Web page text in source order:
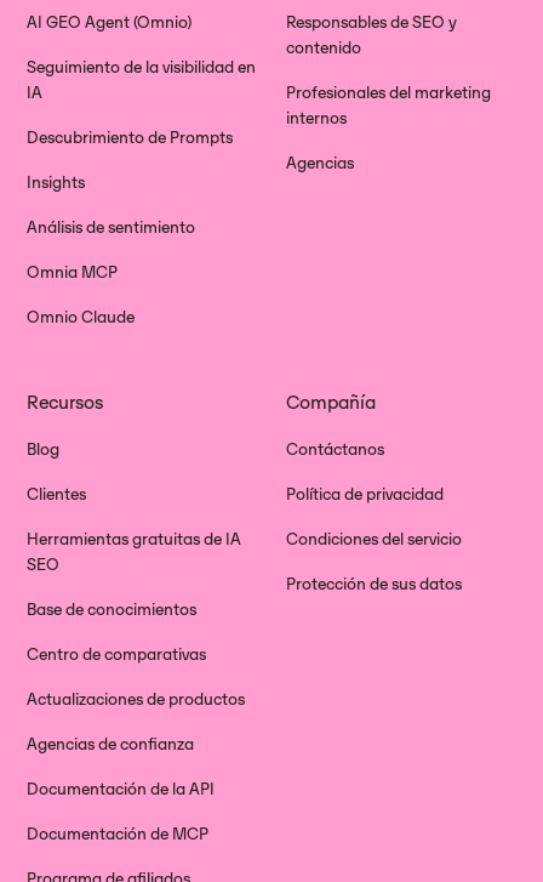
AI GEO Agent (Omnio)
Seguimiento de la visibilidad en
IA
Descubrimiento de Prompts
Insights
Análisis de sentimiento
Omnia MCP
Omnio Claude
Responsables de SEO y
contenido
Profesionales del marketing
internos
Agencias
Recursos
Blog
Clientes
Herramientas gratuitas de IA
SEO
Base de conocimientos
Centro de comparativas
Actualizaciones de productos
Agencias de confianza
Documentación de la API
Documentación de MCP
Compañía
Contáctanos
Política de privacidad
Condiciones del servicio
Protección de sus datos